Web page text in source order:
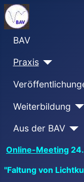
BAV
Praxis
Weiterbildung
Aus der BAV
Online-Meeting
"Faltung von